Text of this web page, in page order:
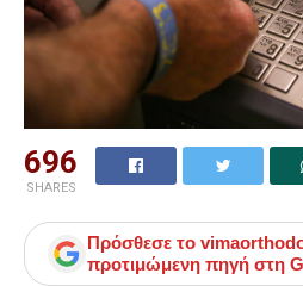
696
SHARES
Πρόσθεσε το
προτιμώμενη πηγή στη